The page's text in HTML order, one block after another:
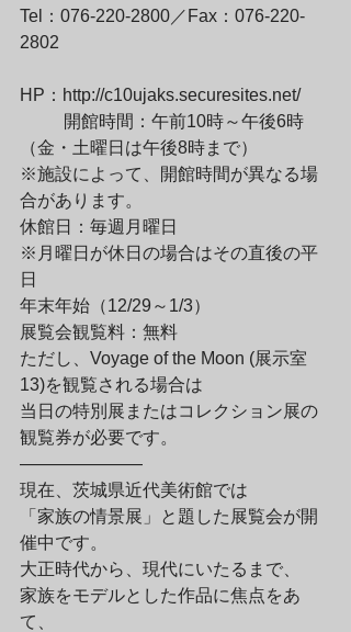
Tel：076-220-2800／Fax：076-220-
2802
HP：http://c10ujaks.securesites.net/
（金・土曜日は午後8時まで）
※施設によって、開館時間が異なる場
合があります。
休館日：毎週月曜日
※月曜日が休日の場合はその直後の平
日
年末年始（12/29～1/3）
展覧会観覧料：無料
ただし、Voyage of the Moon (展示室
13)を観覧される場合は
当日の特別展またはコレクション展の
観覧券が必要です。
———————
現在、茨城県近代美術館では
「家族の情景展」と題した展覧会が開
催中です。
大正時代から、現代にいたるまで、
家族をモデルとした作品に焦点をあ
て、